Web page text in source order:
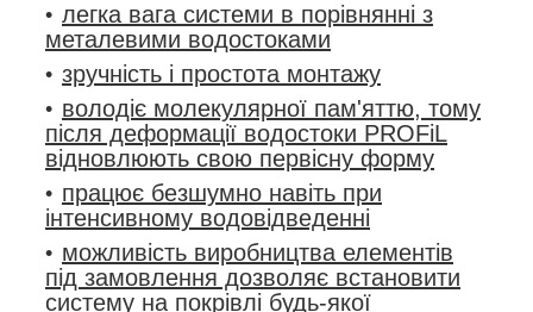
легка вага системи в порівнянні з
металевими водостоками
зручність і простота монтажу
володіє молекулярної пам'яттю, тому
після деформації водостоки PROFiL
відновлюють свою первісну форму
працює безшумно навіть при
інтенсивному водовідведенні
можливість виробництва елементів
під замовлення дозволяє встановити
систему на покрівлі будь-якої